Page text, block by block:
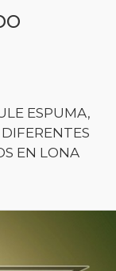
ESPUMA,
EN LONA